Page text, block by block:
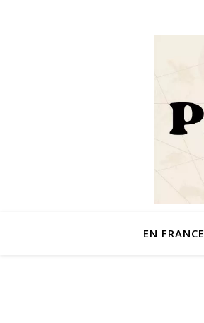
EN FRANCE